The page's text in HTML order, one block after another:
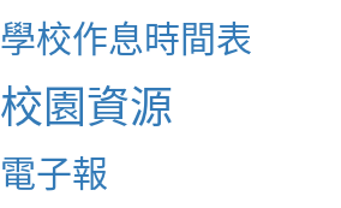
學校作息時間表
校園資源
電子報